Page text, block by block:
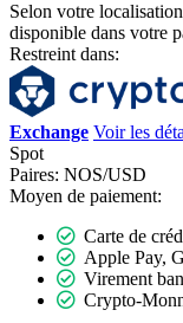
Selon votre
disponible dans votre
Restreint dans:
Exchange Voir les
Spot
Paires: NOS/USD
Moyen de paiement:
Carte de
Apple Pay,
Virement
Crypto-